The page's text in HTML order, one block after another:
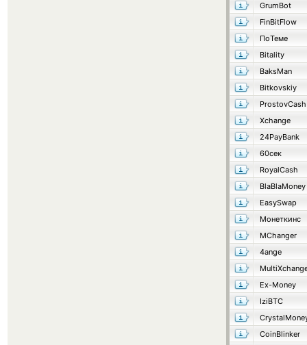
GrumBot
FinBitFlow
ПоТеме
Bitality
BaksMan
Bitkovskiy
ProstovCash
Xchange
24PayBank
60сек
RoyalCash
BlaBlaMoney
EasySwap
Монеткинс
MChanger
4ange
Ex-Money
IziBTC
CoinBlinker